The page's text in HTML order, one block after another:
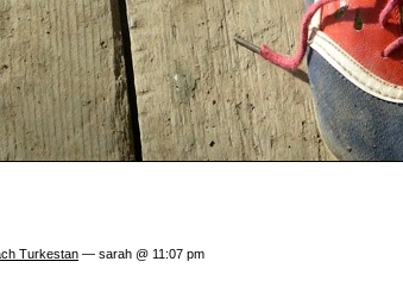
Turkestan — sarah @ 11:07 pm